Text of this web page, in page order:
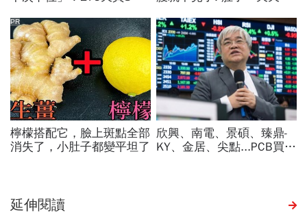
延伸閱讀